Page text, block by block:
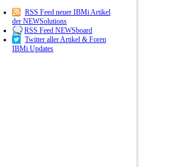
RSS Feed neuer IBMi Artikel
der NEWSolutions
RSS Feed NEWSboard
Twitter aller Artikel & Foren
IBMi Updates